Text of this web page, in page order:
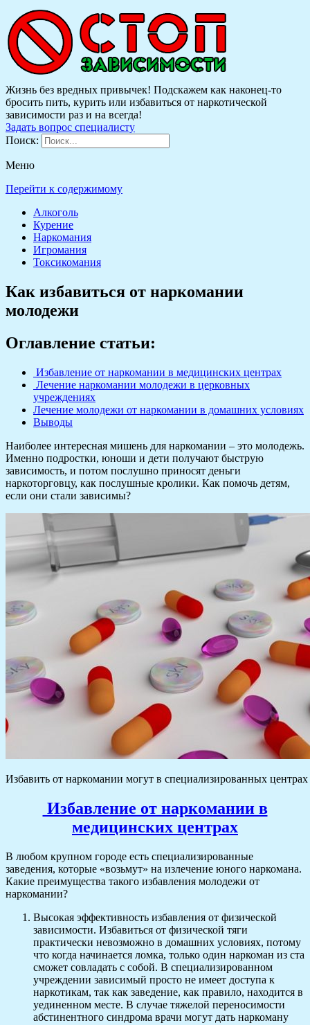
Жизнь без вредных привычек! Подскажем как наконец-то
бросить пить, курить или избавиться от наркотической
зависимости раз и на всегда!
Задать вопрос специалисту
Поиск:
Меню
Перейти к содержимому
Алкоголь
Курение
Наркомания
Игромания
Токсикомания
Как избавиться от наркомании
молодежи
Оглавление статьи:
Избавление от наркомании в медицинских центрах
Лечение наркомании молодежи в церковных
учреждениях
Лечение молодежи от наркомании в домашних условиях
Выводы
Наиболее интересная мишень для наркомании – это молодежь.
Именно подростки, юноши и дети получают быструю
зависимость, и потом послушно приносят деньги
наркоторговцу, как послушные кролики. Как помочь детям,
если они стали зависимы?
Избавить от наркомании могут в специализированных центрах
Избавление от наркомании в
медицинских центрах
В любом крупном городе есть специализированные
заведения, которые «возьмут» на излечение юного наркомана.
Какие преимущества такого избавления молодежи от
наркомании?
Высокая эффективность избавления от физической
зависимости. Избавиться от физической тяги
практически невозможно в домашних условиях, потому
что когда начинается ломка, только один наркоман из ста
сможет совладать с собой. В специализированном
учреждении зависимый просто не имеет доступа к
наркотикам, так как заведение, как правило, находится в
уединенном месте. В случае тяжелой переносимости
абстинентного синдрома врачи могут дать наркоману